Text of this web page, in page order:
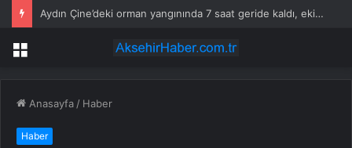
Aydın Çine’deki orman yangınında 7 saat geride kaldı, ekiplerin müdahalesi sürüyor
Menü
Anasayfa / Haber
Haber